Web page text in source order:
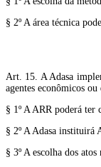
§ 2º A área técnica
Art. 15. A Adasa
agentes econômicos
§ 1º A ARR poderá ter
§ 2º A Adasa instituirá
§ 3º A escolha dos